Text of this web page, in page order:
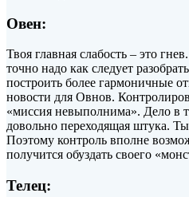
Овен:
Твоя главная слабость – это
точно надо как следует
построить более гармоничные
новости для Овнов.
«миссия невыполнима». Дело в
довольно переходящая штука.
Поэтому контроль вполне
получится обуздать своего
Телец: